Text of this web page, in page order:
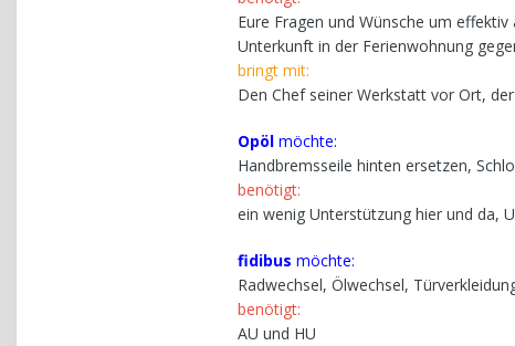
Eure Fragen und Wünsche um effektiv
Unterkunft in der Ferienwohnung
bringt mit:
Den Chef seiner Werkstatt vor Ort,
Opöl möchte:
Handbremsseile hinten ersetzen,
benötigt:
ein wenig Unterstützung hier und da,
fidibus möchte:
Radwechsel, Ölwechsel,
benötigt:
AU und HU